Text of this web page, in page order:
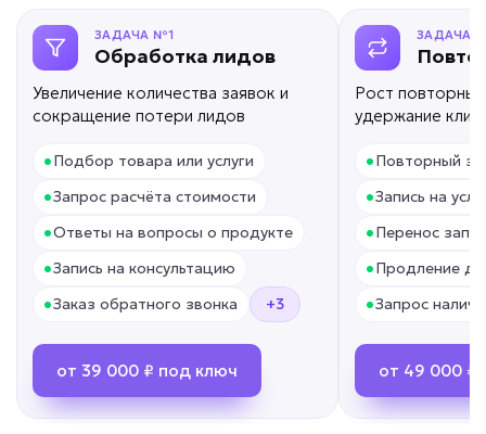
• До -90% ручной работы
• Отправка за минуты
Подробней
от 69 000 ₽ под ключ
Нет обратной связи?
ИИ для проведения
опросов
Задача: Сбор отзывов и оценок
ЗАДАЧА №1
Обработка лидов
Увеличение количества заявок и
сокращение потери лидов
•Подбор товара или услуги
•Запрос расчёта стоимости
•Ответы на вопросы о продукте
•Запись на консультацию
•Заказ обратного звонка +3
от 39 000 ₽ под ключ
ЗАДАЧА
Рост
удержание
•Повторный
•Запись на
•Перенос
•Продление
•Запрос
от 49 000 ₽